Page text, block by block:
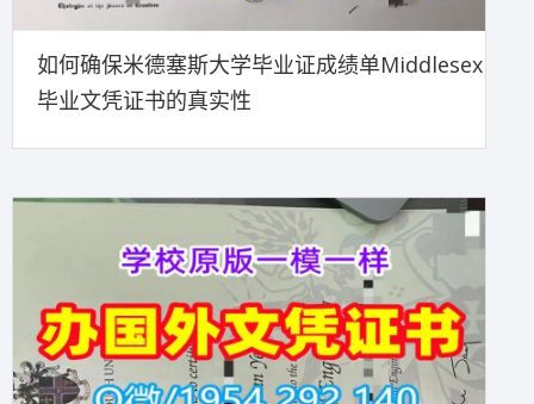
如何确保米德塞斯大学毕业证成绩单Middlesex
毕业文凭证书的真实性